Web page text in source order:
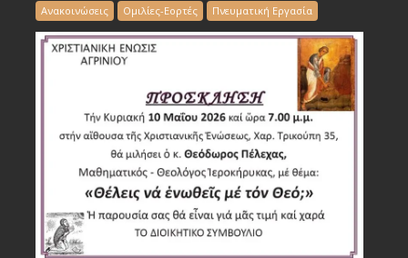
Ανακοινώσεις Ομιλίες-Εορτές Πνευματική Εργασία